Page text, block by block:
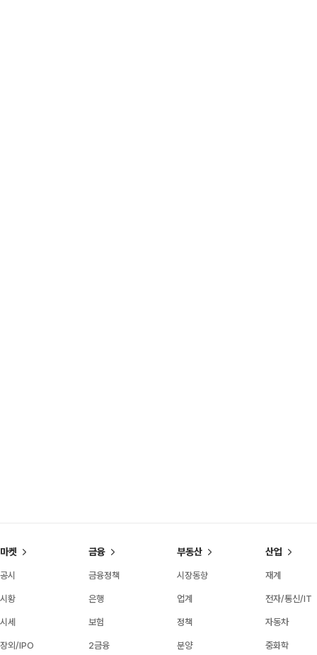
마켓
공시
시황
시세
장외/IPO
금융
금융정책
은행
보험
2금융
부동산
시장동향
업계
정책
분양
산업
재계
전자/통신/IT
자동차
중화학